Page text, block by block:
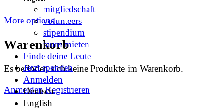
More options
Warenkorb
Es befinden sich keine Produkte im Warenkorb.
Anmelden Registrieren
mitgliedschaft
volunteers
stipendium
raum mieten
Finde deine Leute
Jetzt spenden
Anmelden
Deutsch
English